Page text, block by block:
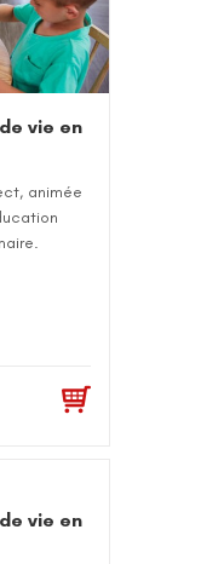
vie en
animée
vie en